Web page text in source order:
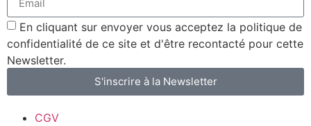
En cliquant sur envoyer vous acceptez la politique de
confidentialité de ce site et d'être recontacté pour cette
Newsletter.
S'inscrire à la Newsletter
CGV